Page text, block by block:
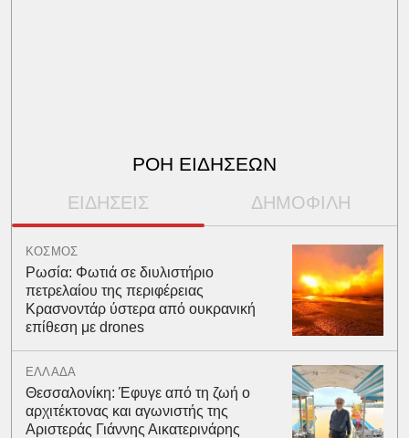
ΡΟΗ ΕΙΔΗΣΕΩΝ
ΕΙΔΗΣΕΙΣ ΔΗΜΟΦΙΛΗ
ΚΟΣΜΟΣ
Ρωσία: Φωτιά σε διυλιστήριο
πετρελαίου της περιφέρειας
Κρασνοντάρ ύστερα από ουκρανική
επίθεση με drones
ΕΛΛΑΔΑ
Θεσσαλονίκη: Έφυγε από τη ζωή ο
αρχιτέκτονας και αγωνιστής της
Αριστεράς Γιάννης Αικατερινάρης